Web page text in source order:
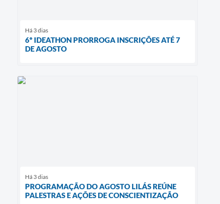
Há 3 dias
6º IDEATHON PRORROGA INSCRIÇÕES ATÉ 7
DE AGOSTO
Há 3 dias
PROGRAMAÇÃO DO AGOSTO LILÁS REÚNE
PALESTRAS E AÇÕES DE CONSCIENTIZAÇÃO